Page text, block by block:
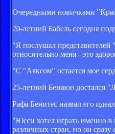
Очередными новичками
20-летний Бабель сегодня
"Я послушал представителей
относительно меня - это
"С "Аяксом" остается мое
25-летний Бенаюн достался
Рафа Бенитес назвал его
"Юсси хотел играть именно в
различных стран, но он